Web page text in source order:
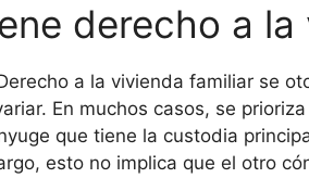
derecho a
a la vivienda familiar se
En muchos casos, se
que tiene la custodia
esto no implica que el otro